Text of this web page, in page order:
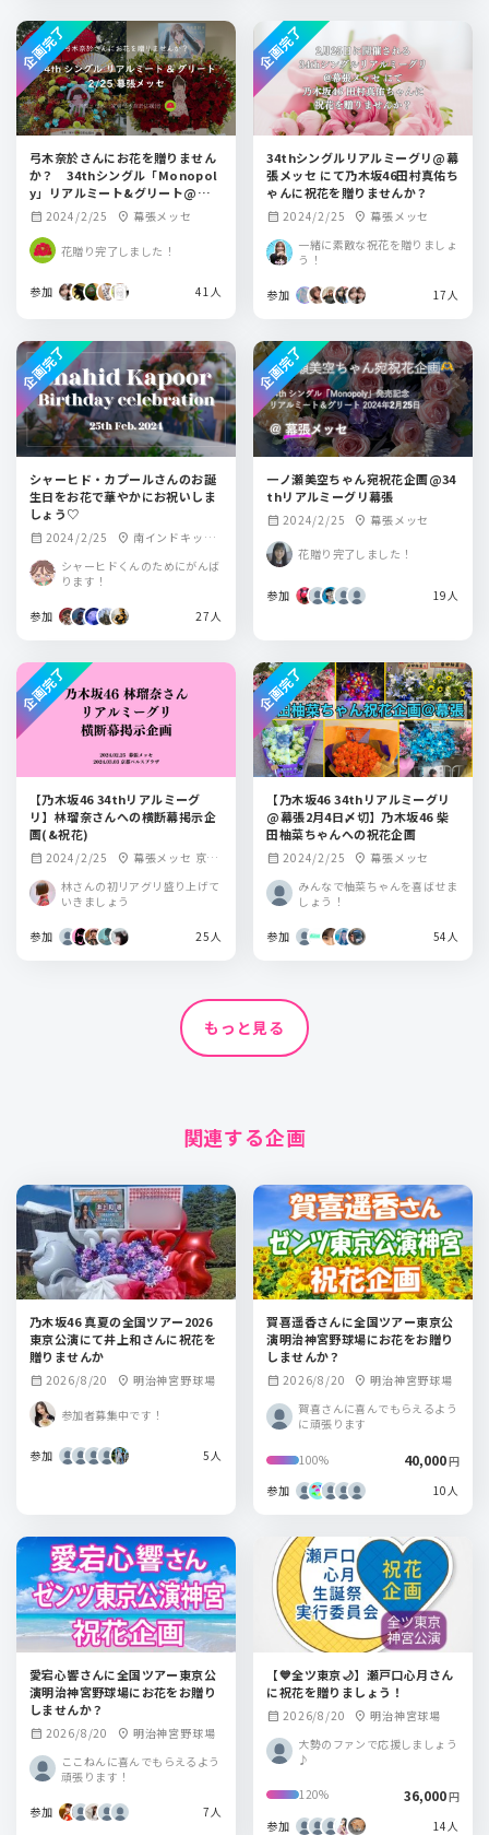
弓木奈於さんにお花を贈りません
か？ 34thシングル「Monopol
y」リアルミート&グリート@幕張
メッセ
calendar_month 2024/2/25 location_on 幕張メッセ
花贈り完了しました！
参加 41人
企画完了
34thシングルリアルミーグリ@幕
張メッセ にて乃木坂46田村真佑ち
ゃんに祝花を贈りませんか？
calendar_month 2024/2/25 location_on 幕張メッセ
一緒に素敵な祝花を贈りましょ
う！
参加 17人
企画完了
シャーヒド・カプールさんのお誕
生日をお花で華やかにお祝いしま
しょう♡
calendar_month 2024/2/25 location_on 南インドキッチ
シャーヒドくんのためにがんば
ります！
参加 27人
企画完了
一ノ瀬美空ちゃん宛祝花企画@34
thリアルミーグリ幕張
calendar_month 2024/2/25 location_on 幕張メッセ
花贈り完了しました！
参加 19人
企画完了
【乃木坂46 34thリアルミーグ
リ】林瑠奈さんへの横断幕掲示企
画(&祝花)
calendar_month 2024/2/25 location_on 幕張メッセ 京都
林さんの初リアグリ盛り上げて
いきましょう
参加 25人
企画完了
【乃木坂46 34thリアルミーグリ
@幕張2月4日〆切】乃木坂46 柴
田柚菜ちゃんへの祝花企画
calendar_month 2024/2/25 location_on 幕張メッセ
みんなで柚菜ちゃんを喜ばせま
しょう！
参加 54人
企画完了
もっと見る
関連する企画
乃木坂46 真夏の全国ツアー2026
東京公演にて井上和さんに祝花を
贈りませんか
calendar_month 2026/8/20 location_on 明治神宮野球場
参加者募集中です！
参加 5人
賀喜遥香さんに全国ツアー東京公
演明治神宮野球場にお花をお贈り
しませんか？
calendar_month 2026/8/20 location_on 明治神宮野球場
賀喜さんに喜んでもらえるよう
に頑張ります
100% 40,000円
参加
10人
愛宕心響さんに全国ツアー東京公
演明治神宮野球場にお花をお贈り
しませんか？
calendar_month 2026/8/20 location_on 明治神宮野球場
ここねんに喜んでもらえるよう
頑張ります！
参加 7人
【💙全ツ東京🌙】瀬戸口心月さん
に祝花を贈りましょう！
calendar_month 2026/8/20 location_on 明治神宮球場
大勢のファンで応援しましょう
♪
120% 36,000円
参加
14人